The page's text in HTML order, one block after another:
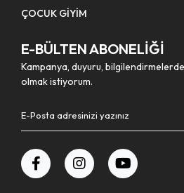
ÇOCUK GİYİM
E-BÜLTEN ABONELİĞİ
Kampanya, duyuru,
olmak istiyorum.